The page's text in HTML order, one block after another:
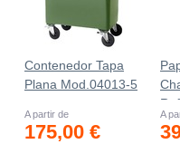
Contenedor Tapa
Plana Mod.04013-5
A partir de
175,00 €
A